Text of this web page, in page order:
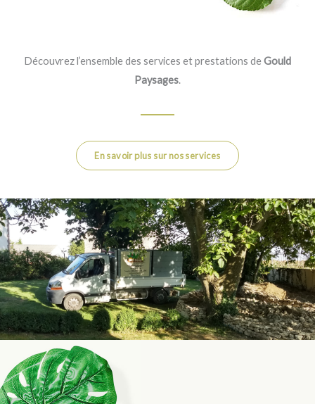
Découvrez l’ensemble des services et prestations deGould
Paysages.
En savoir plus sur nos services